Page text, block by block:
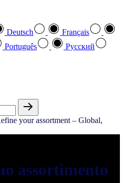
Deutsch
Français
Português
Pусский
assortimento